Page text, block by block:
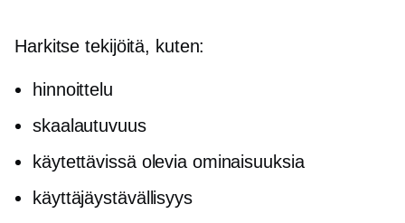
Harkitse tekijöitä, kuten:
hinnoittelu
skaalautuvuus
käytettävissä olevia ominaisuuksia
käyttäjäystävällisyys